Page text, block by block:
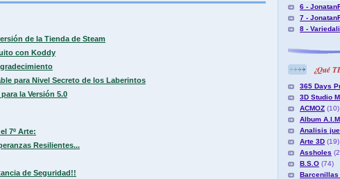
de la Tienda de Steam
con Koddy
para Nivel Secreto de los Laberintos
la Versión 5.0
7º Arte:
Resilientes...
de Seguridad!!
6 -
7 -
8 -
¿Qué
365 Days
3D Studio
ACMOZ (10)
Album A.I.M
Analisis
Arte 3D (19)
Assholes
B.S.O (74)
Barcenillas